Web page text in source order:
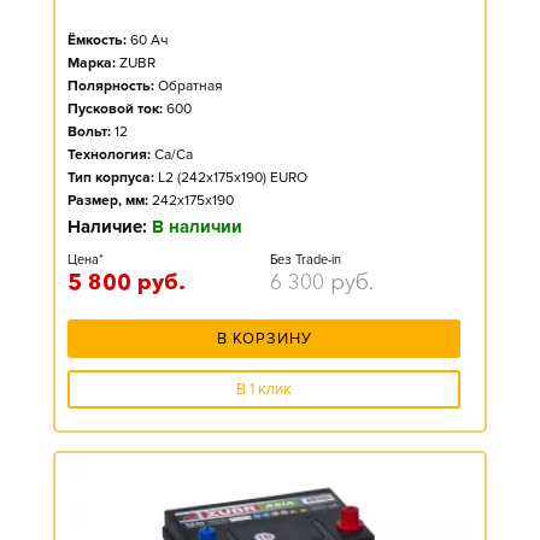
Ёмкость: 60 Ач
Марка: ZUBR
Полярность: Обратная
Пусковой ток: 600
Вольт: 12
Технология: Ca/Ca
Тип корпуса: L2 (242x175x190) EURO
Размер, мм: 242x175x190
Наличие: В наличии
Цена*
5 800 руб.
Без Trade-in
6 300 руб.
В КОРЗИНУ
В 1 клик